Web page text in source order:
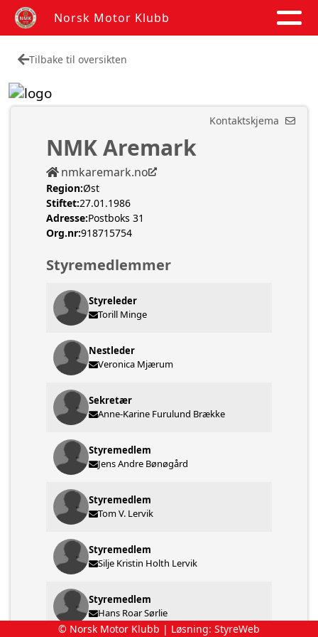
Norsk Motor Klubb
Tilbake til oversikten
Kontaktskjema
NMK Aremark
nmkaremark.no
Region:Øst
Stiftet:27.01.1986
Adresse:Postboks 31
Org.nr:918715754
Styremedlemmer
Styreleder
Torill Minge
Nestleder
Veronica Mjærum
Sekretær
Anne-Karine Furulund Brække
Styremedlem
Jens Andre Bønøgård
Styremedlem
Tom V. Lervik
Styremedlem
Silje Kristin Holth Lervik
Styremedlem
Hans Roar Sørlie
© Norsk Motor Klubb | Løsning: StyreWeb